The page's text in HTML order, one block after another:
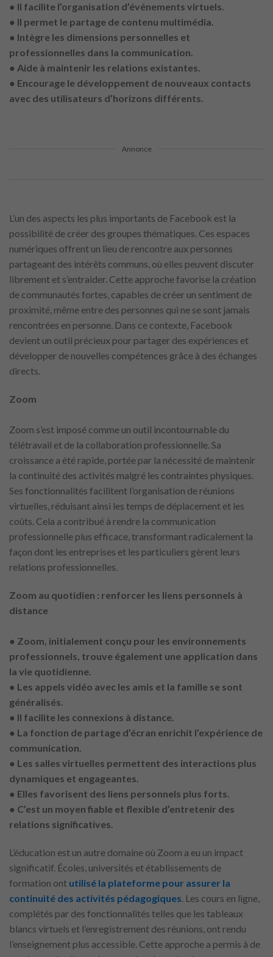
● Il facilite l’organisation d’événements virtuels.
● Il permet le partage de contenu multimédia.
● Intègre les dimensions personnelles et
professionnelles dans la communication.
● Aide à maintenir les relations existantes.
● Encourage le développement de nouveaux contacts
avec des utilisateurs d’horizons différents.
Annonce
L’un des aspects les plus importants de Facebook est la
possibilité de créer des groupes thématiques. Ces espaces
numériques offrent un lieu de rencontre aux personnes
partageant des intérêts communs, où elles peuvent discuter
librement et s’entraider. Cette approche favorise la création
de communautés fortes, capables de créer un sentiment de
proximité, même entre des personnes qui ne se sont jamais
rencontrées en personne. Dans ce contexte, Facebook
devient un outil précieux pour partager des expériences et
développer de nouvelles compétences grâce à des échanges
directs.
Zoom
Zoom s’est imposé comme un outil incontournable du
télétravail et de la collaboration professionnelle. Sa
croissance a été rapide, portée par la nécessité de maintenir
la continuité des activités malgré les contraintes physiques.
Ses fonctionnalités facilitent l’organisation de réunions
virtuelles, réduisant ainsi les temps de déplacement et les
coûts. Cela a contribué à rendre la communication
professionnelle plus efficace, transformant radicalement la
façon dont les entreprises et les particuliers gèrent leurs
relations professionnelles.
Zoom au quotidien : renforcer les liens personnels à
distance
● Zoom, initialement conçu pour les environnements
professionnels, trouve également une application dans
la vie quotidienne.
● Les appels vidéo avec les amis et la famille se sont
généralisés.
● Il facilite les connexions à distance.
● La fonction de partage d’écran enrichit l’expérience de
communication.
● Les salles virtuelles permettent des interactions plus
dynamiques et engageantes.
● Elles favorisent des liens personnels plus forts.
● C’est un moyen fiable et flexible d’entretenir des
relations significatives.
L’éducation est un autre domaine où Zoom a eu un impact
significatif. Écoles, universités et établissements de
formation ont utilisé la plateforme pour assurer la
continuité des activités pédagogiques . Les cours en ligne,
complétés par des fonctionnalités telles que les tableaux
blancs virtuels et l’enregistrement des réunions, ont rendu
l’enseignement plus accessible. Cette approche a permis à de